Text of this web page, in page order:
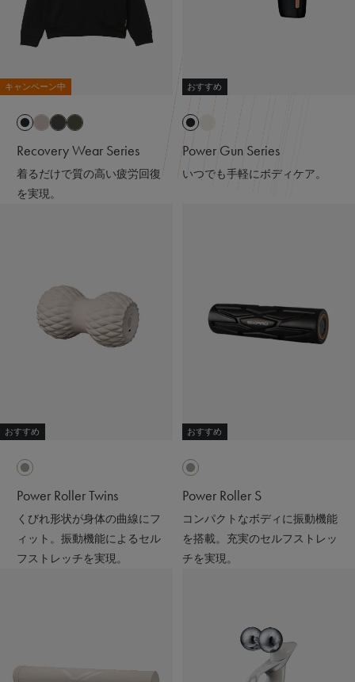
キャンペーン中
Recovery Wear Series
着るだけで質の高い疲労回復
を実現。
おすすめ
Power Gun Series
いつでも手軽にボディケア。
おすすめ
Power Roller Twins
くびれ形状が身体の曲線にフ
ィット。振動機能によるセル
フストレッチを実現。
おすすめ
Power Roller S
コンパクトなボディに振動機能
を搭載。充実のセルフストレッ
チを実現。